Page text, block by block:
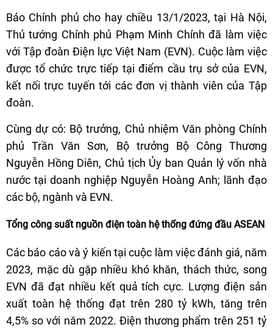
Báo Chính phủ cho hay chiều 13/1/2023, tại Hà Nội,
Thủ tướng Chính phủ Phạm Minh Chính đã làm việc
với Tập đoàn Điện lực Việt Nam (EVN). Cuộc làm việc
được tổ chức trực tiếp tại điểm cầu trụ sở của EVN,
kết nối trực tuyến tới các đơn vị thành viên của Tập
đoàn.
Cùng dự có: Bộ trưởng, Chủ nhiệm Văn phòng Chính
phủ Trần Văn Sơn, Bộ trưởng Bộ Công Thương
Nguyễn Hồng Diên, Chủ tịch Ủy ban Quản lý vốn nhà
nước tại doanh nghiệp Nguyễn Hoàng Anh; lãnh đạo
các bộ, ngành và EVN.
Tổng công suất nguồn điện toàn hệ thống đứng đầu ASEAN
Các báo cáo và ý kiến tại cuộc làm việc đánh giá, năm
2023, mặc dù gặp nhiều khó khăn, thách thức, song
EVN đã đạt nhiều kết quả tích cực. Lượng điện sản
xuất toàn hệ thống đạt trên 280 tỷ kWh, tăng trên
4,5% so với năm 2022. Điện thương phẩm trên 251 tỷ